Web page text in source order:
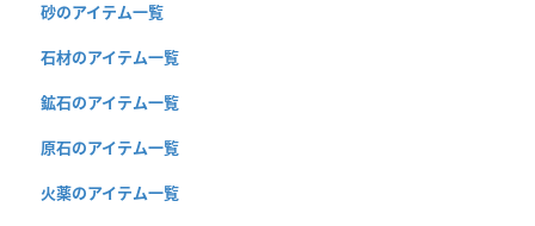
砂のアイテム一覧
石材のアイテム一覧
鉱石のアイテム一覧
原石のアイテム一覧
火薬のアイテム一覧